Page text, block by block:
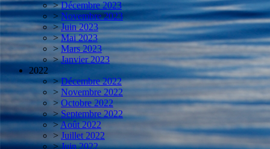
> Décembre 2023
> Novembre 2023
> Juin 2023
> Mai 2023
> Mars 2023
> Janvier 2023
2022
> Décembre 2022
> Novembre 2022
> Octobre 2022
> Septembre 2022
>Août 2022
> Juillet 2022
> Juin 2022